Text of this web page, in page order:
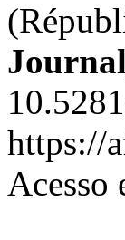
Journal
https://
Acesso